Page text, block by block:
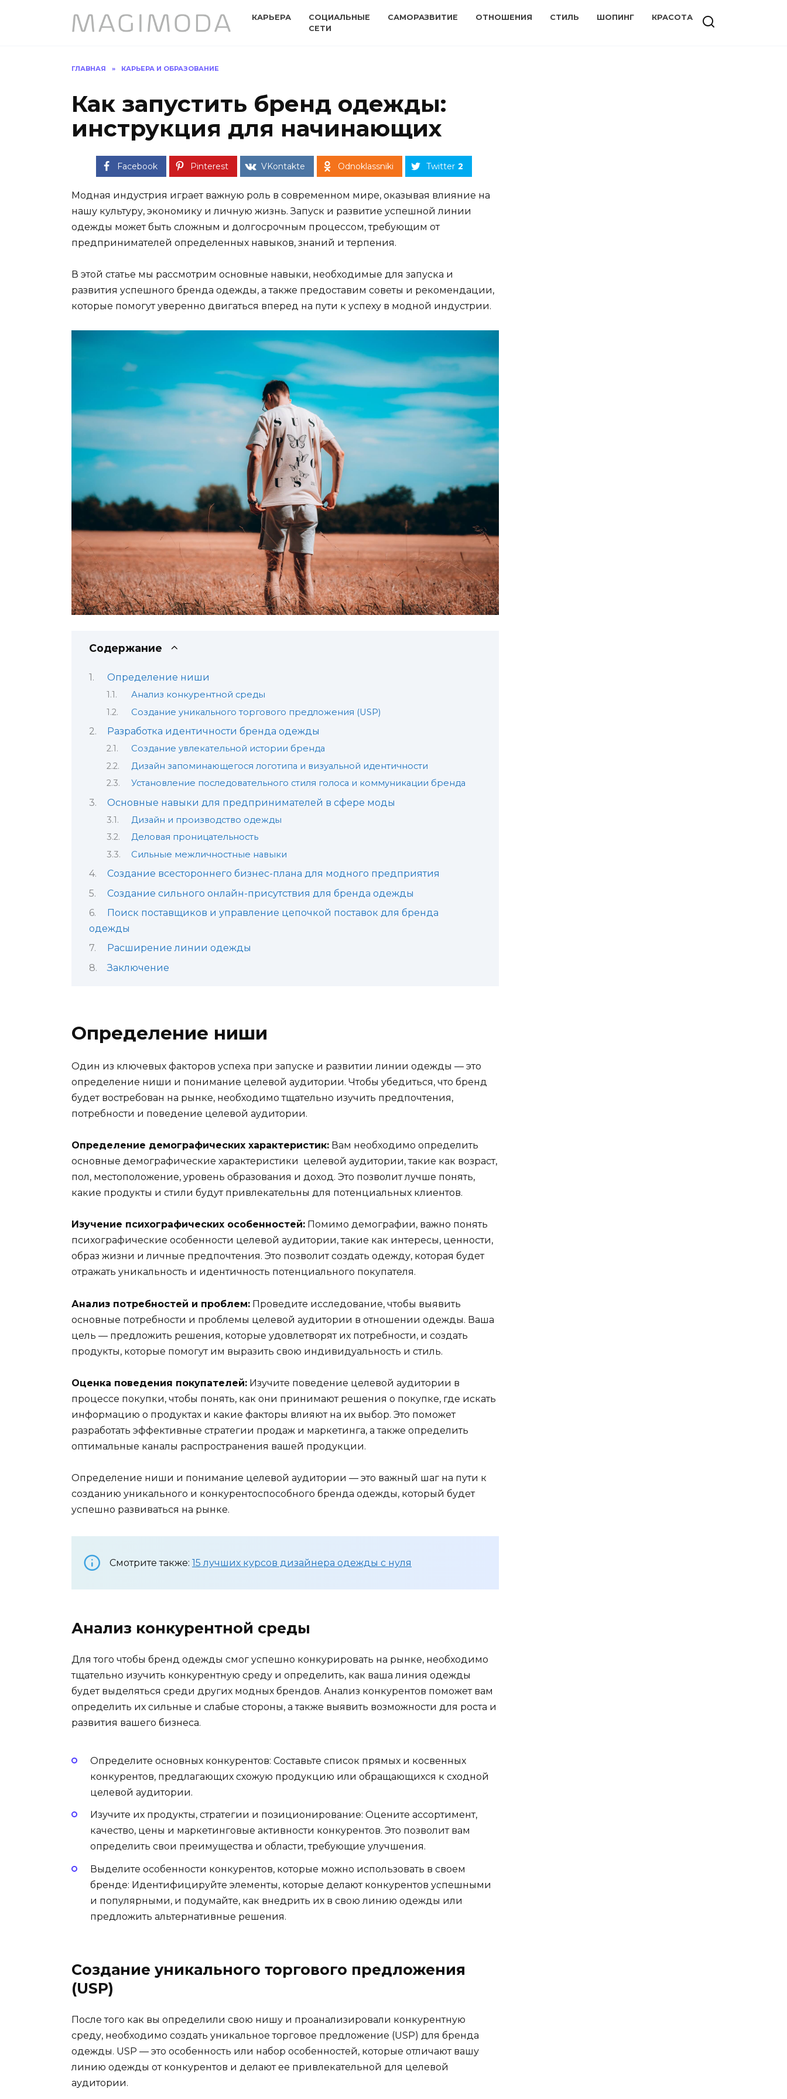
КАРЬЕРА
СОЦИАЛЬНЫЕ
СЕТИ
САМОРАЗВИТИЕ ОТНОШЕНИЯ СТИЛЬ ШОПИНГ КРАСОТА
ГЛАВНАЯ » КАРЬЕРА И ОБРАЗОВАНИЕ
Как запустить бренд одежды:
инструкция для начинающих
Facebook Pinterest VKontakte Odnoklassniki Twitter 2
Модная индустрия играет важную роль в современном мире, оказывая влияние на
нашу культуру, экономику и личную жизнь. Запуск и развитие успешной линии
одежды может быть сложным и долгосрочным процессом, требующим от
предпринимателей определенных навыков, знаний и терпения.
В этой статье мы рассмотрим основные навыки, необходимые для запуска и
развития успешного бренда одежды, а также предоставим советы и рекомендации,
которые помогут уверенно двигаться вперед на пути к успеху в модной индустрии.
Содержание
Определение ниши
Анализ конкурентной среды
Создание уникального торгового предложения (USP)
Разработка идентичности бренда одежды
Создание увлекательной истории бренда
Дизайн запоминающегося логотипа и визуальной идентичности
Установление последовательного стиля голоса и коммуникации бренда
Основные навыки для предпринимателей в сфере моды
Дизайн и производство одежды
Деловая проницательность
Сильные межличностные навыки
Создание всестороннего бизнес-плана для модного предприятия
Создание сильного онлайн-присутствия для бренда одежды
Поиск поставщиков и управление цепочкой поставок для бренда
одежды
Расширение линии одежды
Заключение
Определение ниши
Один из ключевых факторов успеха при запуске и развитии линии одежды — это
определение ниши и понимание целевой аудитории. Чтобы убедиться, что бренд
будет востребован на рынке, необходимо тщательно изучить предпочтения,
потребности и поведение целевой аудитории.
Определение демографических характеристик: Вам необходимо определить
основные демографические характеристики целевой аудитории, такие как возраст,
пол, местоположение, уровень образования и доход. Это позволит лучше понять,
какие продукты и стили будут привлекательны для потенциальных клиентов.
Изучение психографических особенностей: Помимо демографии, важно понять
психографические особенности целевой аудитории, такие как интересы, ценности,
образ жизни и личные предпочтения. Это позволит создать одежду, которая будет
отражать уникальность и идентичность потенциального покупателя.
Анализ потребностей и проблем: Проведите исследование, чтобы выявить
основные потребности и проблемы целевой аудитории в отношении одежды. Ваша
цель — предложить решения, которые удовлетворят их потребности, и создать
продукты, которые помогут им выразить свою индивидуальность и стиль.
Оценка поведения покупателей: Изучите поведение целевой аудитории в
процессе покупки, чтобы понять, как они принимают решения о покупке, где искать
информацию о продуктах и какие факторы влияют на их выбор. Это поможет
разработать эффективные стратегии продаж и маркетинга, а также определить
оптимальные каналы распространения вашей продукции.
Определение ниши и понимание целевой аудитории — это важный шаг на пути к
созданию уникального и конкурентоспособного бренда одежды, который будет
успешно развиваться на рынке.
Смотрите также: 15 лучших курсов дизайнера одежды с нуля
Анализ конкурентной среды
Для того чтобы бренд одежды смог успешно конкурировать на рынке, необходимо
тщательно изучить конкурентную среду и определить, как ваша линия одежды
будет выделяться среди других модных брендов. Анализ конкурентов поможет вам
определить их сильные и слабые стороны, а также выявить возможности для роста и
развития вашего бизнеса.
Определите основных конкурентов: Составьте список прямых и косвенных
конкурентов, предлагающих схожую продукцию или обращающихся к сходной
целевой аудитории.
Изучите их продукты, стратегии и позиционирование: Оцените ассортимент,
качество, цены и маркетинговые активности конкурентов. Это позволит вам
определить свои преимущества и области, требующие улучшения.
Выделите особенности конкурентов, которые можно использовать в своем
бренде: Идентифицируйте элементы, которые делают конкурентов успешными
и популярными, и подумайте, как внедрить их в свою линию одежды или
предложить альтернативные решения.
Создание уникального торгового предложения
(USP)
После того как вы определили свою нишу и проанализировали конкурентную
среду, необходимо создать уникальное торговое предложение (USP) для бренда
одежды. USP — это особенность или набор особенностей, которые отличают вашу
линию одежды от конкурентов и делают ее привлекательной для целевой
аудитории.